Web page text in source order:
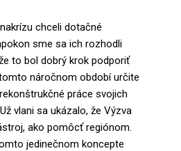
chceli dotačné
sme sa ich rozhodli
to bol dobrý krok podporiť
náročnom období určite
práce svojich
vlani sa ukázalo, že Výzva
ako pomôcť regiónom.
jedinečnom koncepte